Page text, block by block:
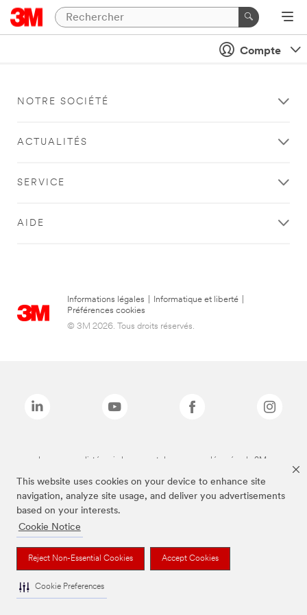
This website uses cookies on your device to enhance site
navigation, analyze site usage, and deliver you advertisements
based on your interests.
Cookie Notice
Reject Non-Essential Cookies Accept Cookies
Cookie Preferences
Compte
NOTRE SOCIÉTÉ
ACTUALITÉS
SERVICE
AIDE
Informations légales Informatique et liberté
Préférences cookies
© 3M 2026. Tous droits réservés.
Les marques listées ci-dessus sont des marques déposées de 3M.